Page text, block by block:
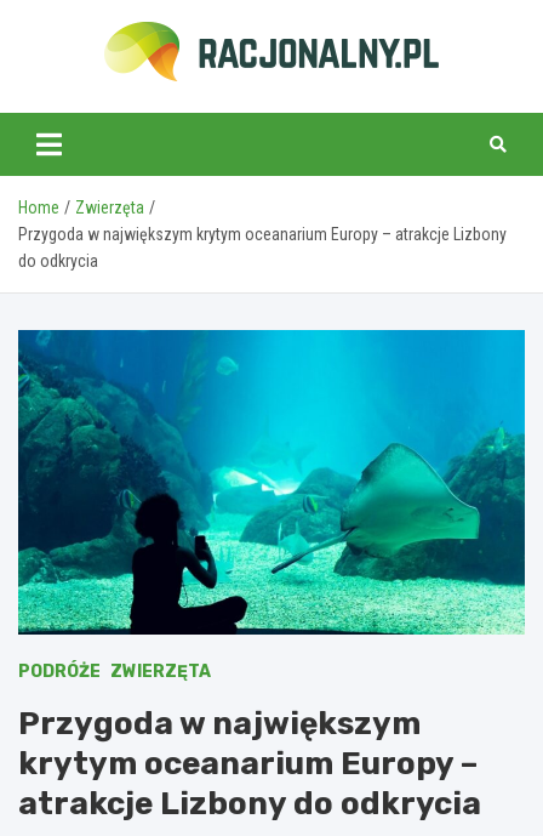
racjonalny.pl
Home
Zwierzęta
Przygoda w największym krytym oceanarium Europy – atrakcje Lizbony
do odkrycia
PODRÓŻE ZWIERZĘTA
Przygoda w największym
krytym oceanarium Europy –
atrakcje Lizbony do odkrycia